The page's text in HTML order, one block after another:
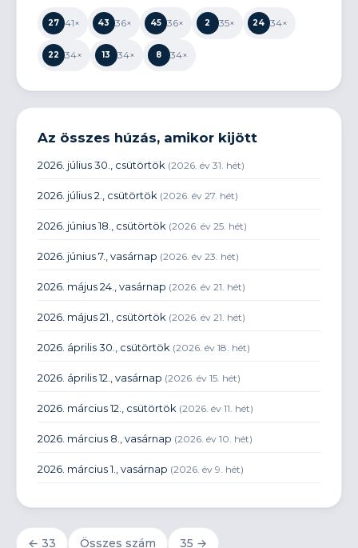
1994
1993
1992
1990
27 41× 43 36× 45 36× 2 35× 24 34×
22 34× 13 34× 8 34×
Az összes húzás, amikor kijött
2026. július 30., csütörtök (2026. év 31. hét)
2026. július 2., csütörtök (2026. év 27. hét)
2026. június 18., csütörtök (2026. év 25. hét)
2026. június 7., vasárnap (2026. év 23. hét)
2026. május 24., vasárnap (2026. év 21. hét)
2026. május 21., csütörtök (2026. év 21. hét)
2026. április 30., csütörtök (2026. év 18. hét)
2026. április 12., vasárnap (2026. év 15. hét)
2026. március 12., csütörtök (2026. év 11. hét)
2026. március 8., vasárnap (2026. év 10. hét)
2026. március 1., vasárnap (2026. év 9. hét)
2026. január 29., csütörtök (2026. év 5. hét)
← 33 Összes szám 35 →